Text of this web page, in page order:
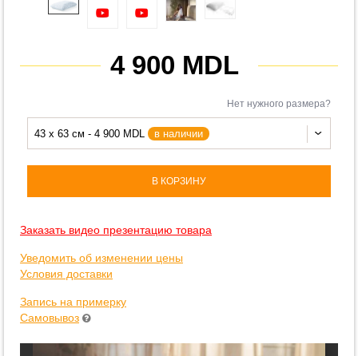
4 900 MDL
Нет нужного размера?
43 x 63 см - 4 900 MDL в наличии
В КОРЗИНУ
Заказать видео презентацию товара
Уведомить об изменении цены
Условия доставки
Запись на примерку
Самовывоз
PDF не отобразился? Возможно, стоит попробовать черные